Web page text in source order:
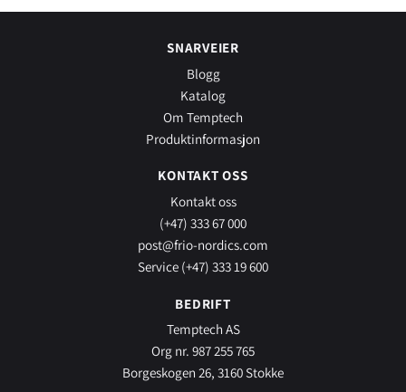
SNARVEIER
Blogg
Katalog
Om Temptech
Produktinformasjon
KONTAKT OSS
Kontakt oss
(+47) 333 67 000
post@frio-nordics.com
Service (+47) 333 19 600
BEDRIFT
Temptech AS
Org nr. 987 255 765
Borgeskogen 26, 3160 Stokke